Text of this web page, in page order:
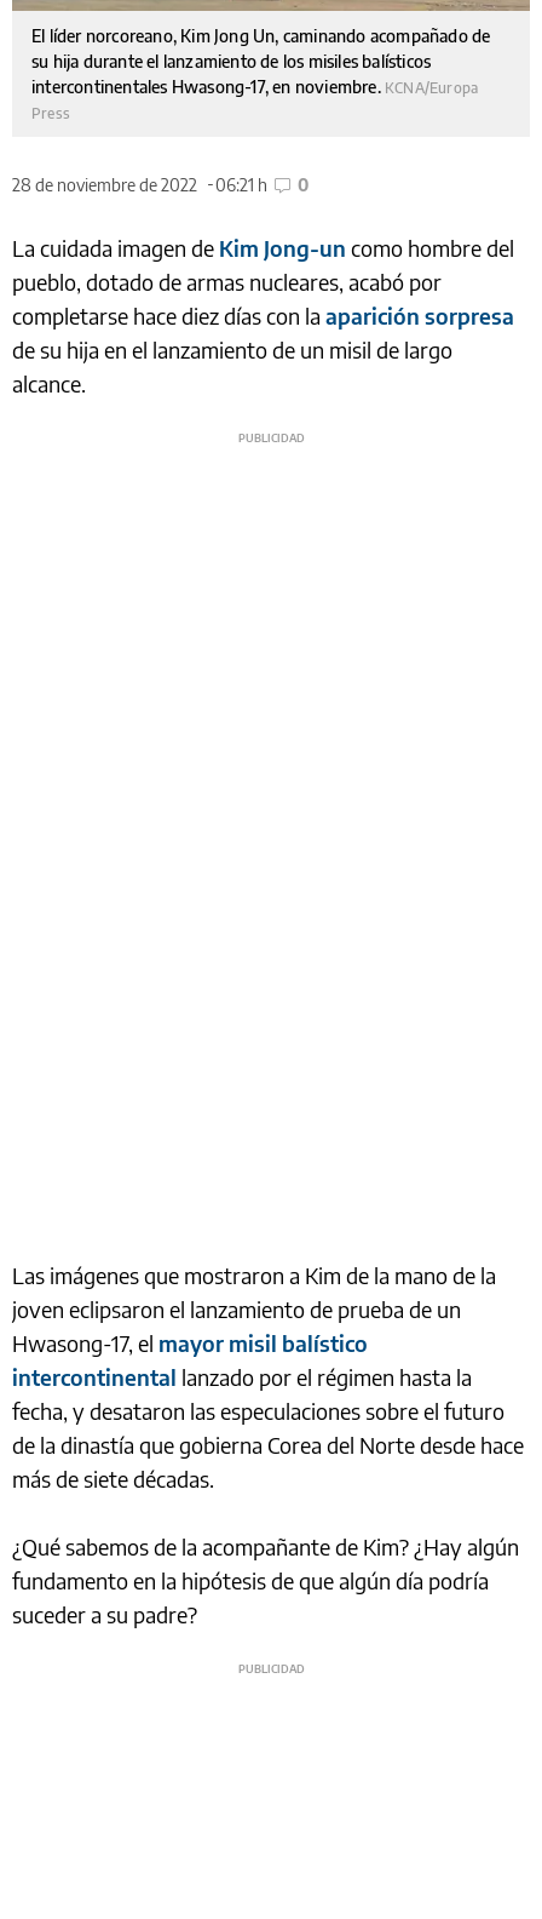
El líder norcoreano, Kim Jong Un, caminando acompañado de
su hija durante el lanzamiento de los misiles balísticos
intercontinentales Hwasong-17, en noviembre. KCNA/Europa
Press
28 de noviembre de 2022 06:21 h 0
La cuidada imagen de Kim Jong-un como hombre del
pueblo, dotado de armas nucleares, acabó por
completarse hace diez días con la aparición sorpresa
de su hija en el lanzamiento de un misil de largo
alcance.
Las imágenes que mostraron a Kim de la mano de la
joven eclipsaron el lanzamiento de prueba de un
Hwasong-17, el mayor misil balístico
intercontinental lanzado por el régimen hasta la
fecha, y desataron las especulaciones sobre el futuro
de la dinastía que gobierna Corea del Norte desde hace
más de siete décadas.
¿Qué sabemos de la acompañante de Kim? ¿Hay algún
fundamento en la hipótesis de que algún día podría
suceder a su padre?